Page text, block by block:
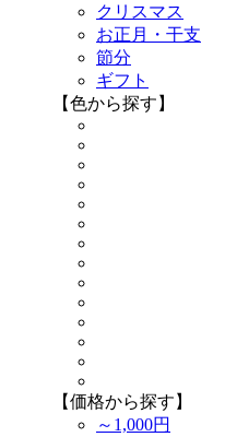
クリスマス
お正月・干支
節分
ギフト
【色から探す】
【価格から探す】
～1,000円